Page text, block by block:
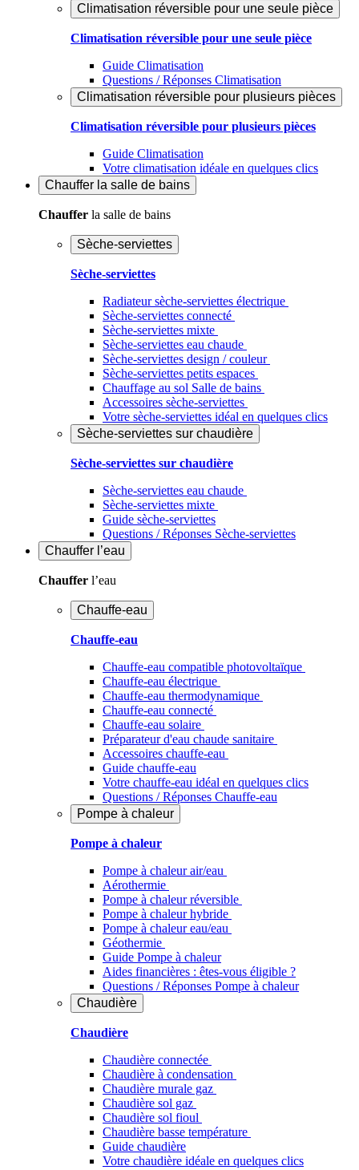
Climatisation réversible pour une seule pièce
Climatisation réversible pour une seule pièce
Guide Climatisation
Questions / Réponses Climatisation
Climatisation réversible pour plusieurs pièces
Climatisation réversible pour plusieurs pièces
Guide Climatisation
Votre climatisation idéale en quelques clics
Chauffer la salle de bains
Chauffer la salle de bains
Sèche-serviettes
Sèche-serviettes
Radiateur sèche-serviettes électrique
Sèche-serviettes connecté
Sèche-serviettes mixte
Sèche-serviettes eau chaude
Sèche-serviettes design / couleur
Sèche-serviettes petits espaces
Chauffage au sol Salle de bains
Accessoires sèche-serviettes
Votre sèche-serviettes idéal en quelques clics
Sèche-serviettes sur chaudière
Sèche-serviettes sur chaudière
Sèche-serviettes eau chaude
Sèche-serviettes mixte
Guide sèche-serviettes
Questions / Réponses Sèche-serviettes
Chauffer l’eau
Chauffer l’eau
Chauffe-eau
Chauffe-eau
Chauffe-eau compatible photovoltaïque
Chauffe-eau électrique
Chauffe-eau thermodynamique
Chauffe-eau connecté
Chauffe-eau solaire
Préparateur d'eau chaude sanitaire
Accessoires chauffe-eau
Guide chauffe-eau
Votre chauffe-eau idéal en quelques clics
Questions / Réponses Chauffe-eau
Pompe à chaleur
Pompe à chaleur
Pompe à chaleur air/eau
Aérothermie
Pompe à chaleur réversible
Pompe à chaleur hybride
Pompe à chaleur​ eau/eau
Géothermie
Guide Pompe à chaleur
Aides financières : êtes-vous éligible ?
Questions / Réponses Pompe à chaleur
Chaudière
Chaudière
Chaudière connectée
Chaudière à condensation
Chaudière murale gaz
Chaudière sol gaz
Chaudière sol fioul
Chaudière basse température
Guide chaudière
Votre chaudière idéale en quelques clics